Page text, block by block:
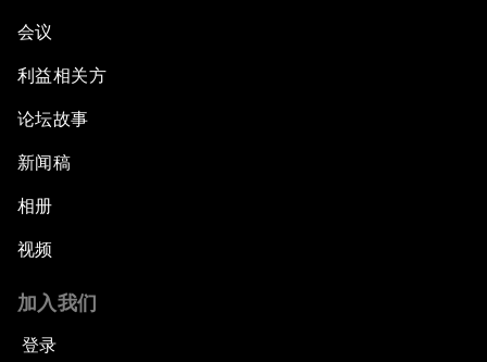
会议
利益相关方
论坛故事
新闻稿
相册
视频
加入我们
登录